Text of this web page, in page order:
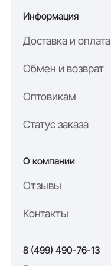
производитель.
Информация
Доставка и оплата
Обмен и возврат
Оптовикам
Статус заказа
О компании
Отзывы
Контакты
8 (499) 490-76-13